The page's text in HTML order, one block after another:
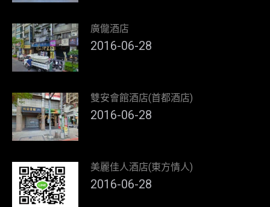
廣儱酒店
2016-06-28
雙安會館酒店(首都酒店)
2016-06-28
美麗佳人酒店(東方情人)
2016-06-28